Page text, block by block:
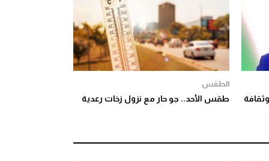
الطقس
طقس الأحد.. جو حار مع نزول زخات رعدية